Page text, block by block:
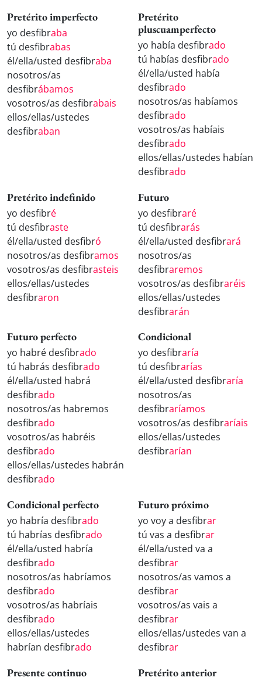
Pretérito imperfecto
yo desfibraba
tú desfibrabas
él/ella/usted desfibraba
nosotros/as
desfibrábamos
vosotros/as desfibrabais
ellos/ellas/ustedes
desfibraban
Pretérito
pluscuamperfecto
yo había desfibrado
tú habías desfibrado
él/ella/usted había
desfibrado
nosotros/as habíamos
desfibrado
vosotros/as habíais
desfibrado
ellos/ellas/ustedes habían
desfibrado
Pretérito indefinido
yo desfibré
tú desfibraste
él/ella/usted desfibró
nosotros/as desfibramos
vosotros/as desfibrasteis
ellos/ellas/ustedes
desfibraron
Futuro
yo desfibraré
tú desfibrarás
él/ella/usted desfibrará
nosotros/as
desfibraremos
vosotros/as desfibraréis
ellos/ellas/ustedes
desfibrarán
Futuro perfecto
yo habré desfibrado
tú habrás desfibrado
él/ella/usted habrá
desfibrado
nosotros/as habremos
desfibrado
vosotros/as habréis
desfibrado
ellos/ellas/ustedes habrán
desfibrado
Condicional
yo desfibraría
tú desfibrarías
él/ella/usted desfibraría
nosotros/as
desfibraríamos
vosotros/as desfibraríais
ellos/ellas/ustedes
desfibrarían
Condicional perfecto
yo habría desfibrado
tú habrías desfibrado
él/ella/usted habría
desfibrado
nosotros/as habríamos
desfibrado
vosotros/as habríais
desfibrado
ellos/ellas/ustedes
habrían desfibrado
Futuro próximo
yo voy a desfibrar
tú vas a desfibrar
él/ella/usted va a
desfibrar
nosotros/as vamos a
desfibrar
vosotros/as vais a
desfibrar
ellos/ellas/ustedes van a
desfibrar
Presente continuo Pretérito anterior